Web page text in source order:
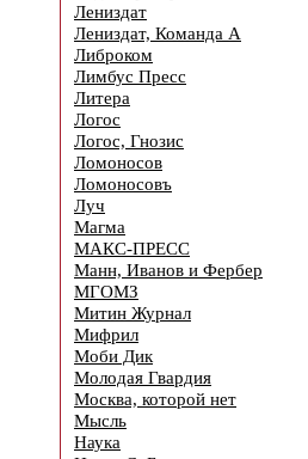
Лениздат
Лениздат, Команда А
Либроком
Лимбус Пресс
Литера
Логос
Логос, Гнозис
Ломоносов
Ломоносовъ
Луч
Магма
МАКС-ПРЕСС
Манн, Иванов и Фербер
МГОМЗ
Митин Журнал
Мифрил
Моби Дик
Молодая Гвардия
Москва, которой нет
Мысль
Наука